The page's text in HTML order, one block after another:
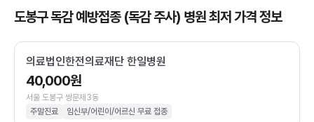
도봉구 독감 예방접종 (독감 주사) 병원 최저 가격 정보
의료법인한전의료재단 한일병원
40,000원
서울 도봉구 쌍문제3동
주말진료
임신부/어린이/어르신 무료 접종